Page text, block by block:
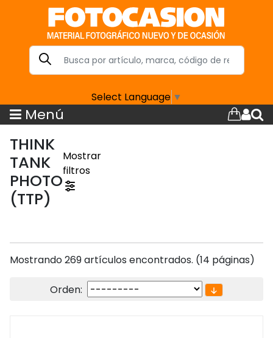
Select Language ▼
Menú
THINK
TANK
PHOTO
(TTP)
Mostrar
filtros
Mostrando 269 artículos encontrados. (14 páginas)
Orden: